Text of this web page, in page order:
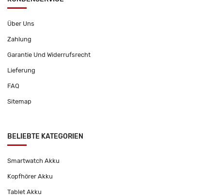
Über Uns
Zahlung
Garantie Und Widerrufsrecht
Lieferung
FAQ
Sitemap
BELIEBTE KATEGORIEN
Smartwatch Akku
Kopfhörer Akku
Tablet Akku